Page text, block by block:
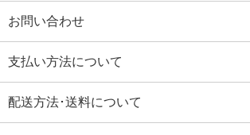
お問い合わせ
支払い方法について
配送方法･送料について